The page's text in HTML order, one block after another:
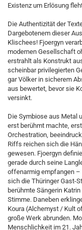
Existenz um Erlösung
Die Authentizität der
Dargebotenem dieser
Klischees! Fjoergyn
modernen Gesellschaft
erstrahlt als Konstrukt
scheinbar privilegierten
gar Völker in sicherem
aus bewertet, bevor sie
versinkt.
Die Symbiose aus Metal
erst berühmt machte,
Orchestration,
Riffs reichen sich die
gewesen. Fjoergyn
gerade durch seine
offenarmig empfangen –
sich die Thüringer Gast-
berühmte Sängerin
Stimme. Daneben
Koura (Alchemyst / Kult
große Werk abrunden.
Menschlichkeit im 21.